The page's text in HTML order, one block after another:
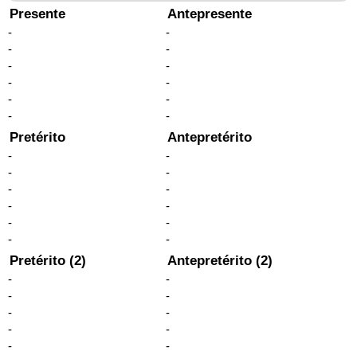
Presente
-
-
-
-
-
-
Antepresente
-
-
-
-
-
-
Pretérito
-
-
-
-
-
-
Antepretérito
-
-
-
-
-
-
Pretérito (2)
-
-
-
-
-
Antepretérito (2)
-
-
-
-
-